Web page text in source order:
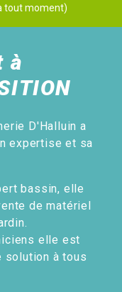
tout moment)
à
D'Halluin a
expertise et sa
bassin, elle
de matériel
elle est
solution à tous